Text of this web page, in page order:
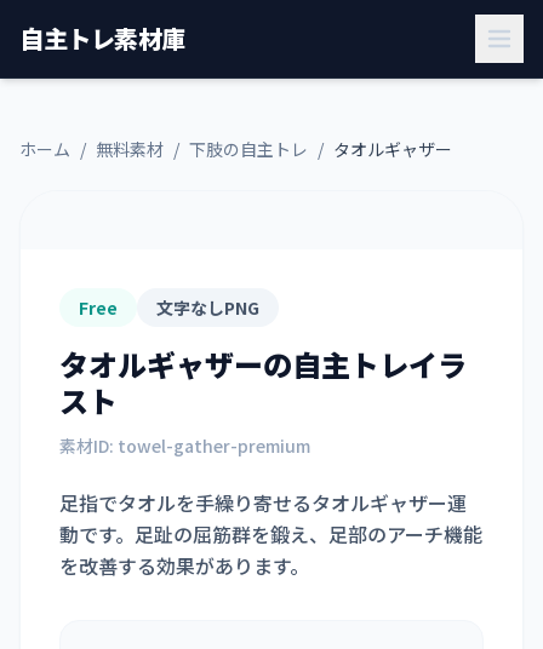
自主トレ素材庫
ホーム / 無料素材 / 下肢の自主トレ / タオルギャザー
Free 文字なしPNG
タオルギャザーの自主トレイラ
スト
素材ID: towel-gather-premium
足指でタオルを手繰り寄せるタオルギャザー運
動です。足趾の屈筋群を鍛え、足部のアーチ機能
を改善する効果があります。